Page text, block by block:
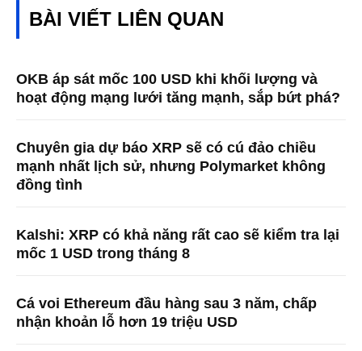
BÀI VIẾT LIÊN QUAN
OKB áp sát mốc 100 USD khi khối lượng và
hoạt động mạng lưới tăng mạnh, sắp bứt phá?
Chuyên gia dự báo XRP sẽ có cú đảo chiều
mạnh nhất lịch sử, nhưng Polymarket không
đồng tình
Kalshi: XRP có khả năng rất cao sẽ kiểm tra lại
mốc 1 USD trong tháng 8
Cá voi Ethereum đầu hàng sau 3 năm, chấp
nhận khoản lỗ hơn 19 triệu USD